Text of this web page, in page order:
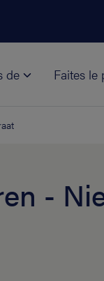
de Faites le
-